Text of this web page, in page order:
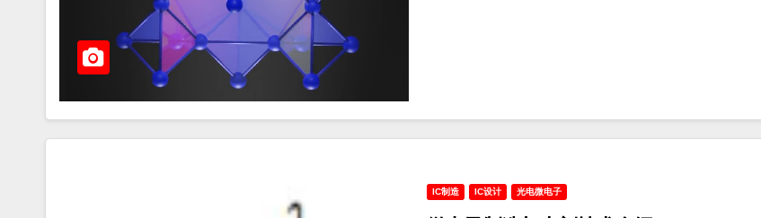
IC制造 IC设计 光电微电子